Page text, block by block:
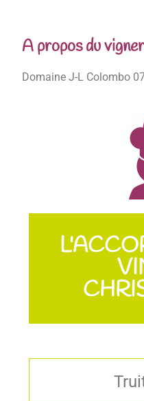
A propos du
Domaine J-L Colombo